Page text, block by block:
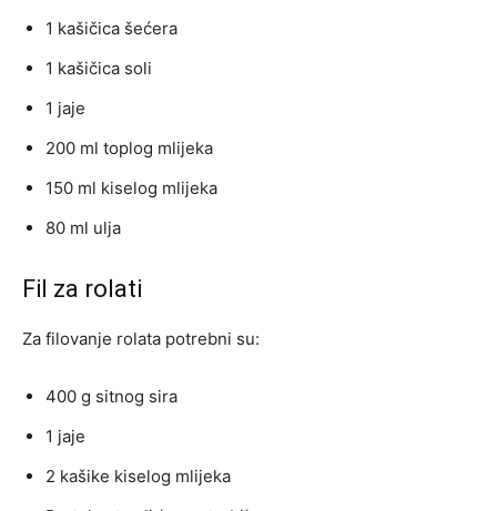
1 kašičica šećera
1 kašičica soli
1 jaje
200 ml toplog mlijeka
150 ml kiselog mlijeka
80 ml ulja
Fil za rolati
Za filovanje rolata potrebni su:
400 g sitnog sira
1 jaje
2 kašike kiselog mlijeka